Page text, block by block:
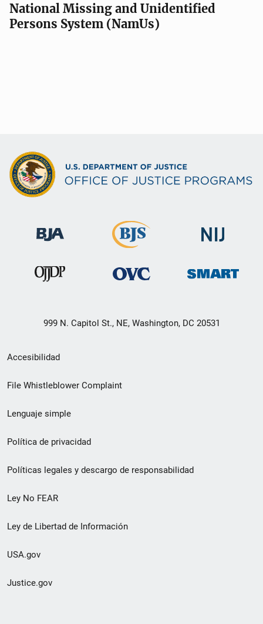
National Missing and Unidentified
Persons System (NamUs)
999 N. Capitol St., NE, Washington, DC 20531
Menú
de
de
pie
de
página
Accesibilidad
File Whistleblower Complaint
Lenguaje simple
Política de privacidad
Políticas legales y descargo de responsabilidad
Ley No FEAR
Ley de Libertad de Información
USA.gov
Justice.gov